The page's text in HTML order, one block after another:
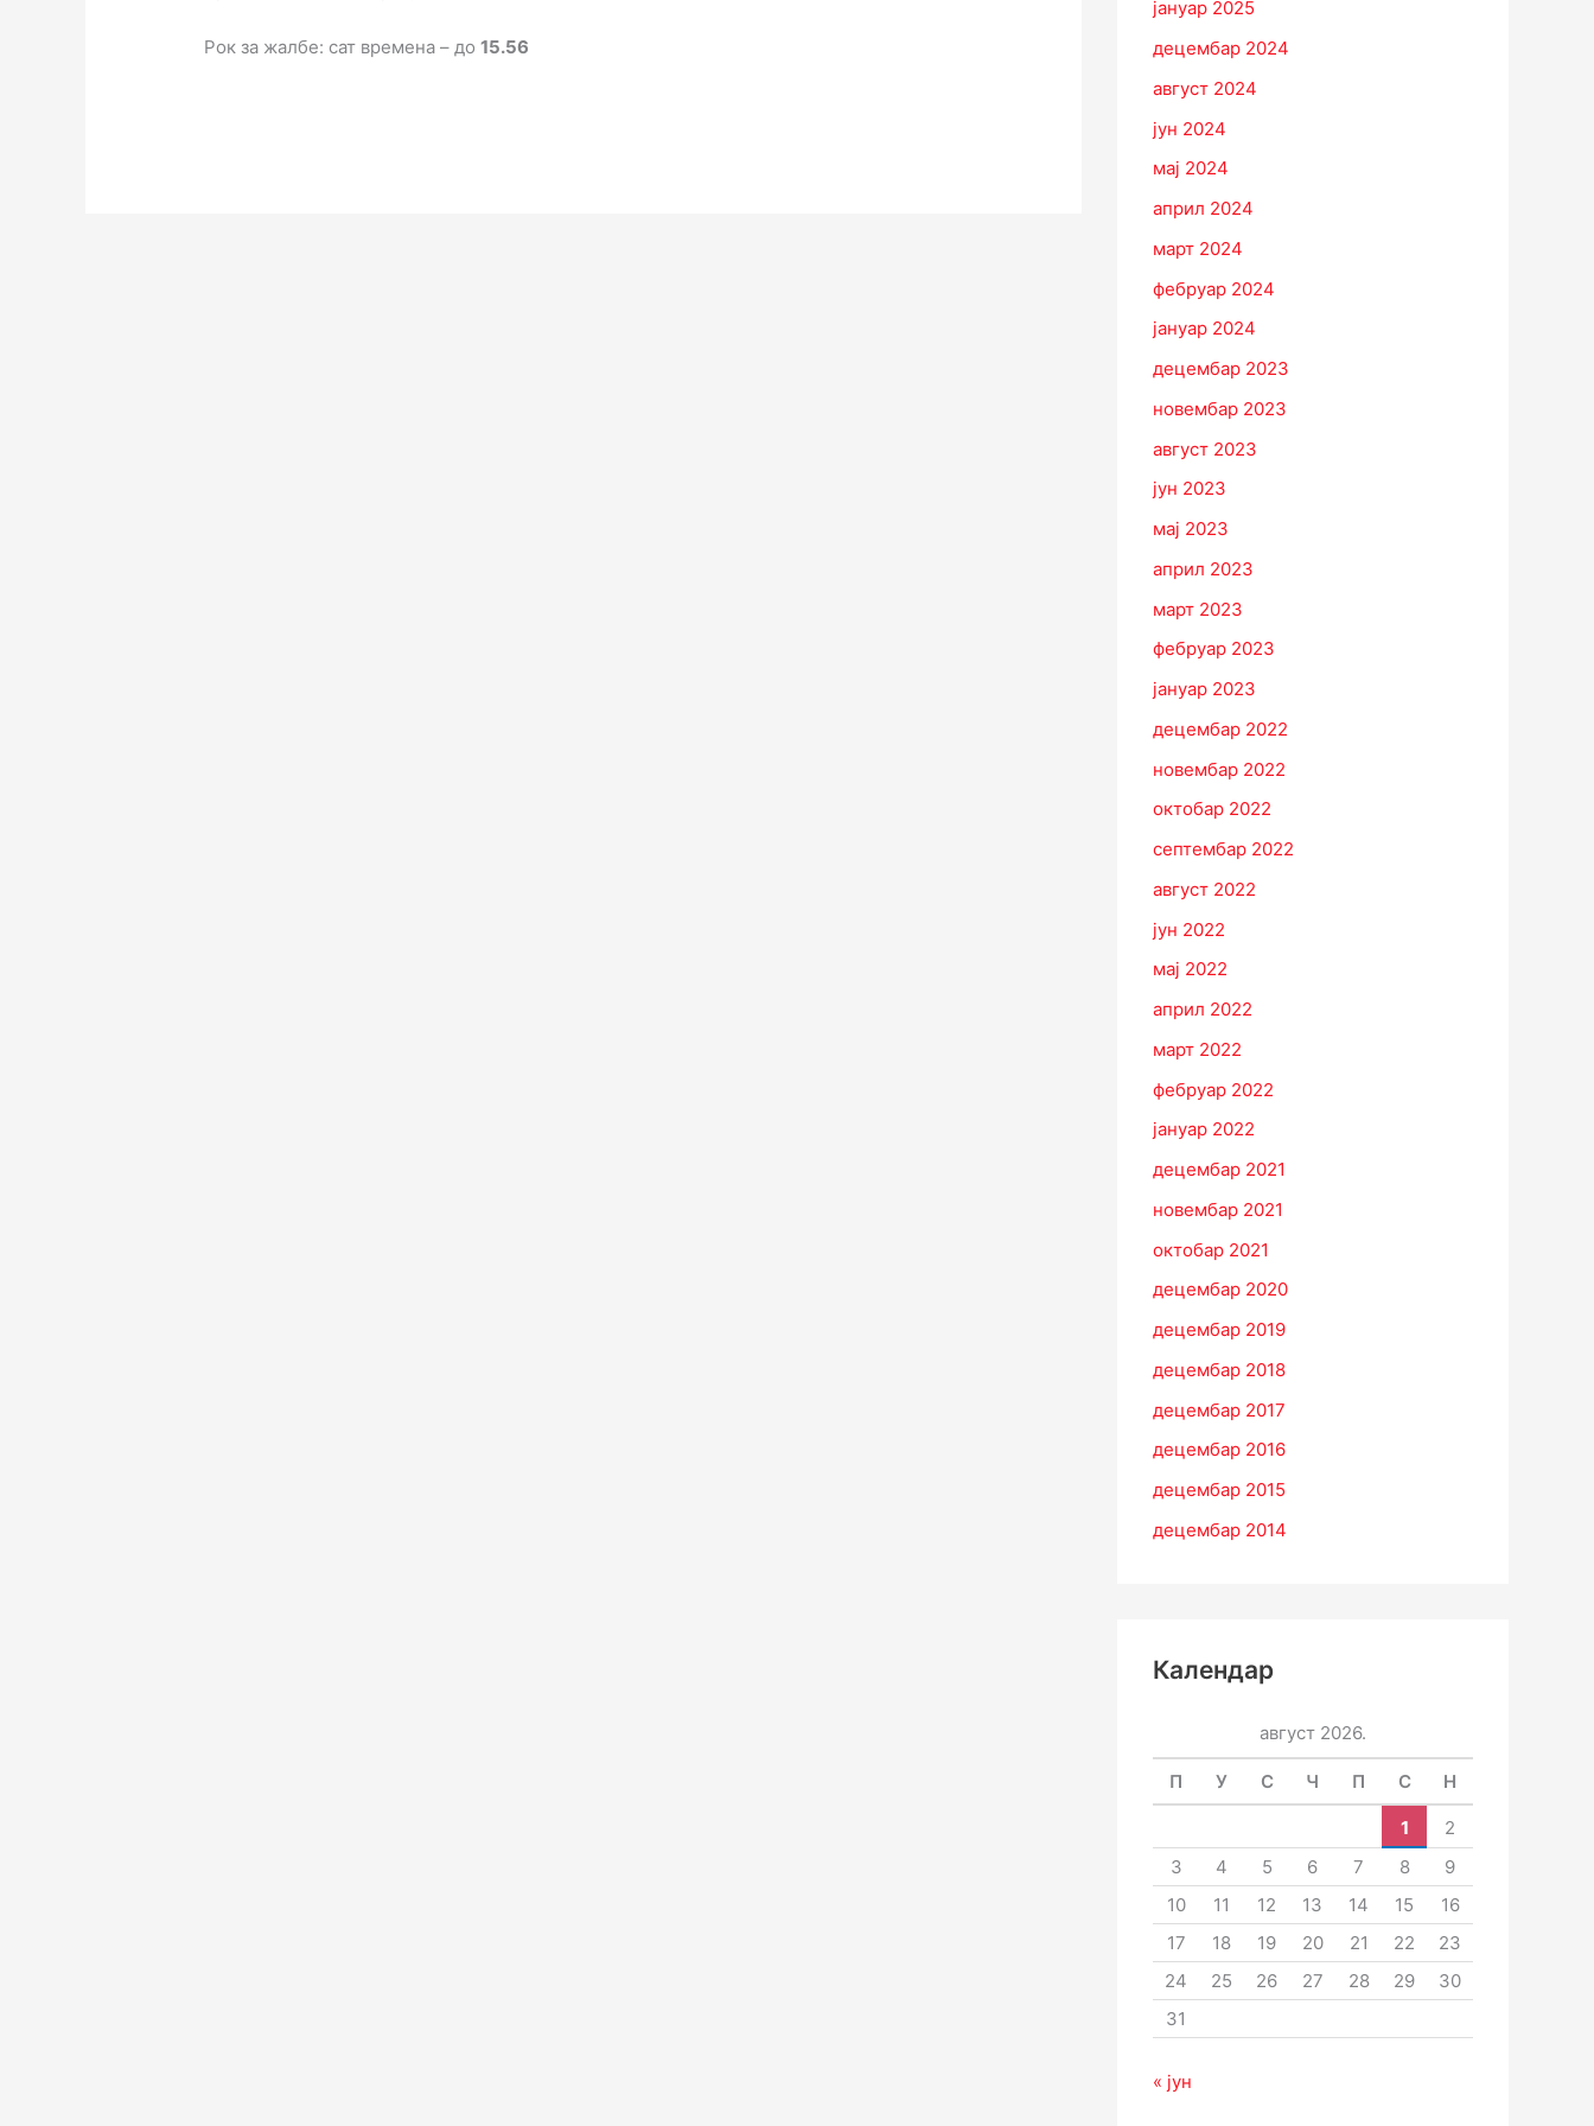
Рок за жалбе: сат времена – до15.56
јануар 2025
децембар 2024
август 2024
јун 2024
мај 2024
април 2024
март 2024
фебруар 2024
јануар 2024
децембар 2023
новембар 2023
август 2023
јун 2023
мај 2023
април 2023
март 2023
фебруар 2023
јануар 2023
децембар 2022
новембар 2022
октобар 2022
септембар 2022
август 2022
јун 2022
мај 2022
април 2022
март 2022
фебруар 2022
јануар 2022
децембар 2021
новембар 2021
октобар 2021
децембар 2020
децембар 2019
децембар 2018
децембар 2017
децембар 2016
децембар 2015
децембар 2014
Календар
август 2026.
П У С Ч П С Н
1
2
3
4 5 6 7 8
9
10
11 12 13 14 15
16
17
18 19 20 21 22
23
24
25 26 27 28 29
30
31
« јун